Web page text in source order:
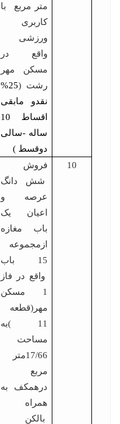
متر مربع با
کاربری
ورزشی
واقع در
مسکن مهر
رشت (
25%
نقدو مابقی
اقساط 10
ساله -سالی
دوقسط )
10
فروش
شش دانگ
عرصه و
اعیان یک
باب مغازه
ازمجموعه
15 باب
واقع در فاز
1 مسکن
مهر(قطعه
11 )به
مساحت
17/66متر
مربع
درهمکف به
همراه
بالکن